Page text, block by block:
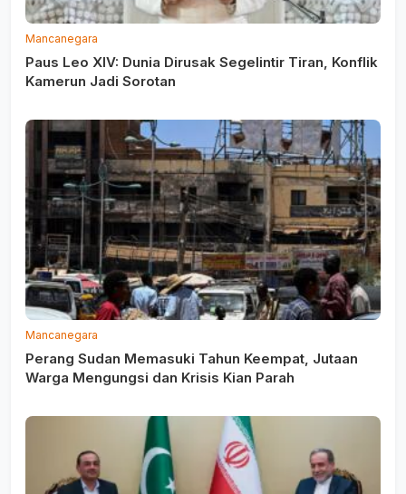
Mancanegara
Paus Leo XIV: Dunia Dirusak Segelintir Tiran, Konflik
Kamerun Jadi Sorotan
Mancanegara
Perang Sudan Memasuki Tahun Keempat, Jutaan
Warga Mengungsi dan Krisis Kian Parah